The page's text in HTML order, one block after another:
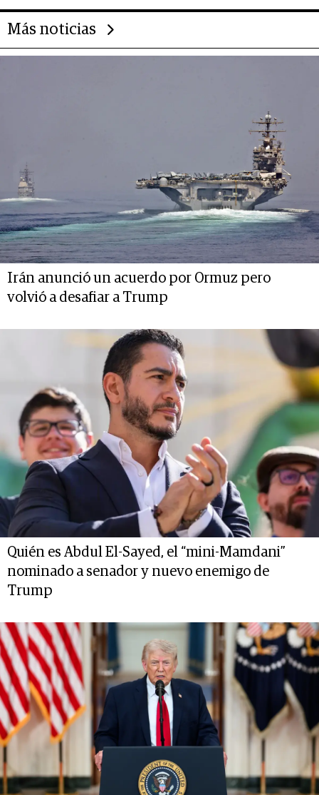
Más noticias
Irán anunció un acuerdo por Ormuz pero
volvió a desafiar a Trump
Quién es Abdul El-Sayed, el “mini-Mamdani”
nominado a senador y nuevo enemigo de
Trump